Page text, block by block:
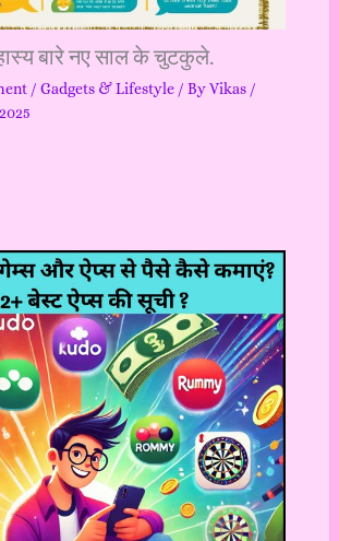
बारे नए साल के चुटकुले.
/ Gadgets & Lifestyle/ ByVikas /